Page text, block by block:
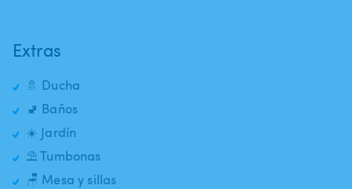
Extras
🚿 Ducha
🚽 Baños
☀️ Jardín
⛱️ Tumbonas
🪑 Mesa y sillas